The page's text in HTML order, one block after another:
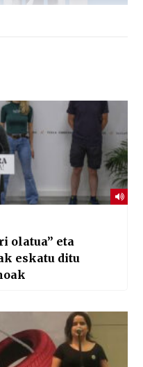
olatua” eta
eskatu ditu